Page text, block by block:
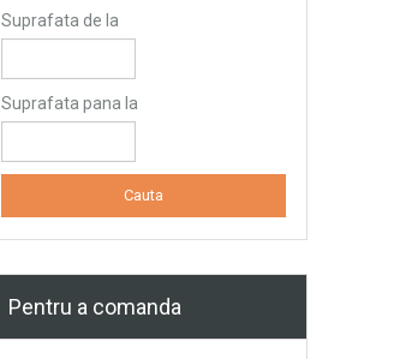
Suprafata de la
Suprafata pana la
Pentru a comanda